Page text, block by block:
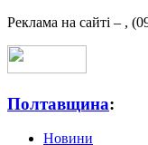
Реклама на сайті – ,
Полтавщина:
Новини